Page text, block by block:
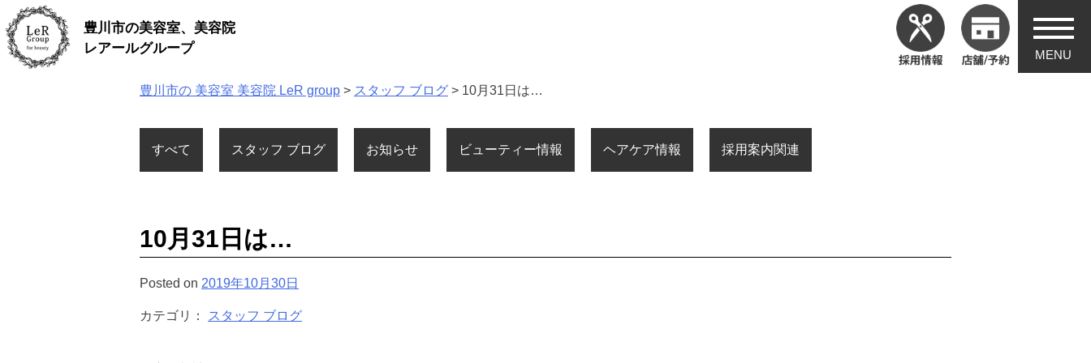
Skip
to
content
豊川市の美容室、美容院
レアールグループ
豊川市の 美容室 美容院 LeR group > スタッフ ブログ > 10月31日は…
すべて スタッフ ブログ お知らせ ビューティー情報 ヘアケア情報 採用案内関連
10月31日は…
Posted on 2019年10月30日
カテゴリ： スタッフ ブログ